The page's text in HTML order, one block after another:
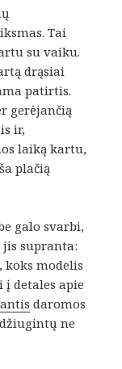
Tai
su vaiku.
drąsiai
patirtis.
gerėjančią
ir,
laiką kartu,
plačią
galo svarbi,
supranta:
koks modelis
detales apie
daromos
ne